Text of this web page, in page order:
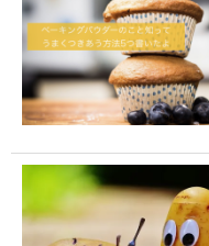
酵素ファスティング
断薬方法・体験談
書籍紹介
プロフィール
マキコの気持ち